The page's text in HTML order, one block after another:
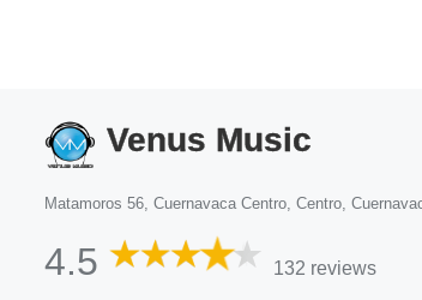
Venus Music
Matamoros 56, Cuernavaca Centro, Centro,
4.5 132 reviews